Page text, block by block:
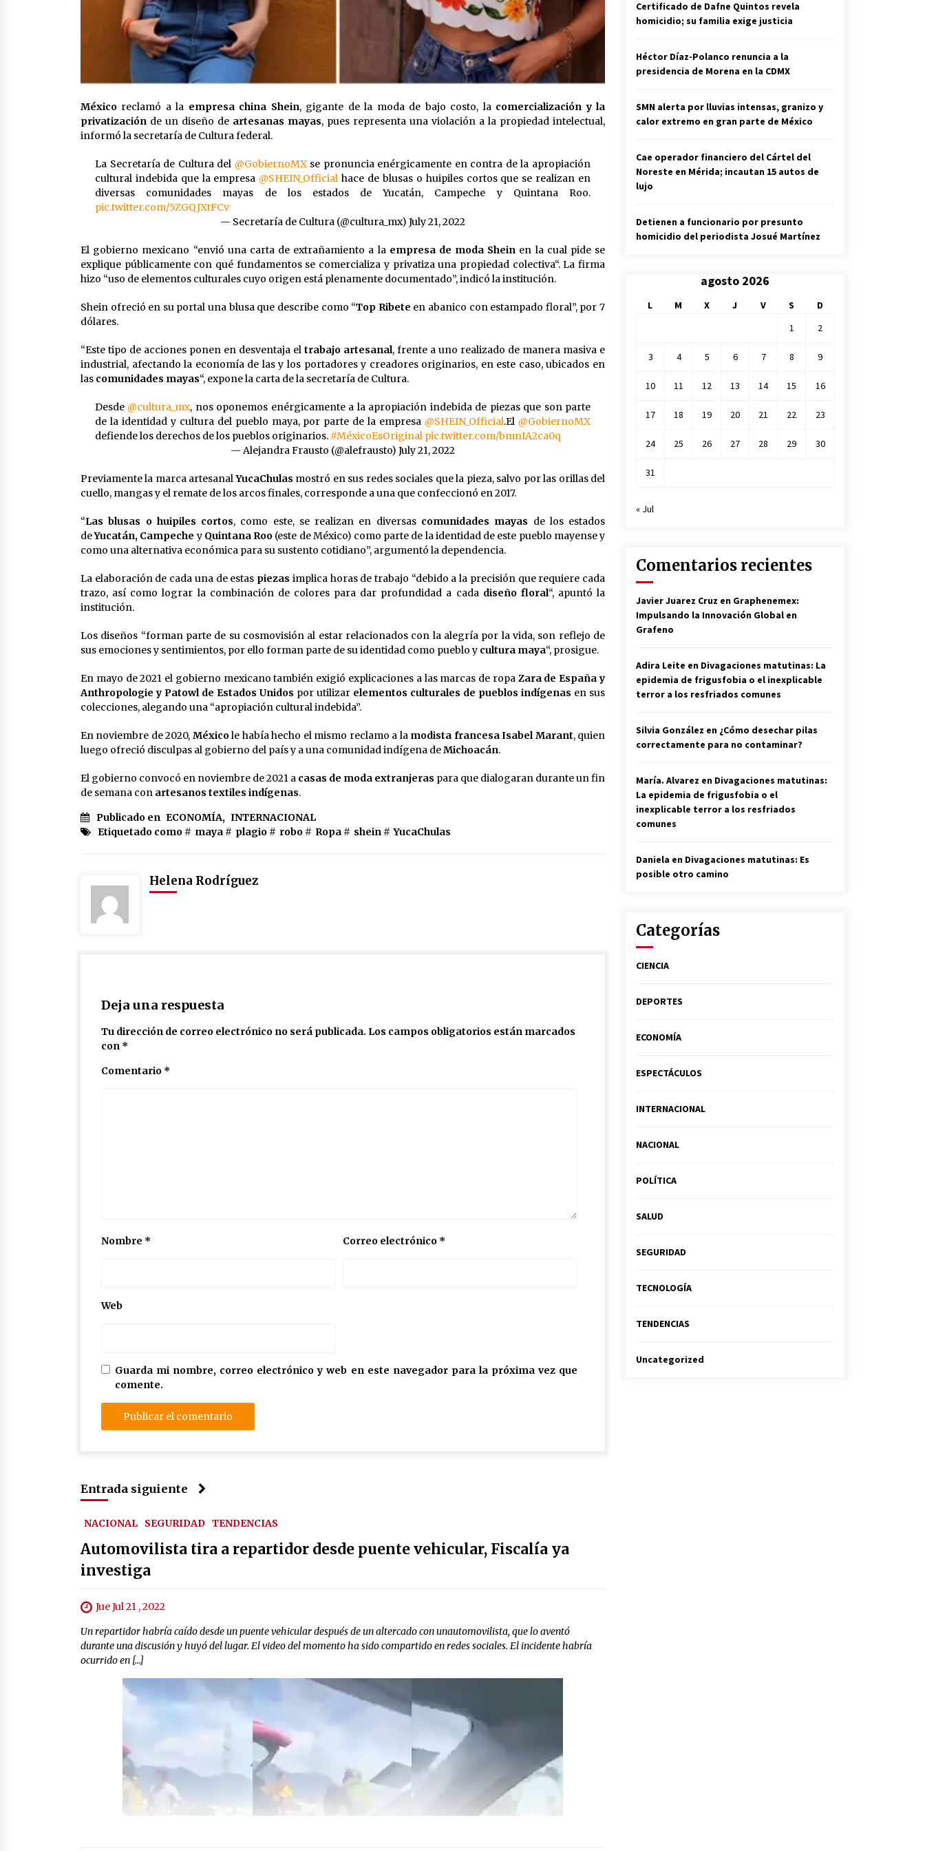
México reclamó a la empresa china Shein, gigante de la moda de bajo costo, la comercialización y la
privatización de un diseño de artesanas mayas, pues representa una violación a la propiedad intelectual,
informó la secretaría de Cultura federal.
La Secretaría de Cultura del @GobiernoMXse pronuncia enérgicamente en contra de la apropiación
cultural indebida que la empresa @SHEIN_Official hace de blusas o huipiles cortos que se realizan en
diversas comunidades mayas de los estados de Yucatán, Campeche y Quintana Roo.
pic.twitter.com/5ZGQJXtFCv
— Secretaría de Cultura (@cultura_mx) July 21, 2022
El gobierno mexicano “envió una carta de extrañamiento a la empresa de moda Shein en la cual pide se
explique públicamente con qué fundamentos se comercializa y privatiza una propiedad colectiva“. La firma
hizo “uso de elementos culturales cuyo origen está plenamente documentado”, indicó la institución.
Shein ofreció en su portal una blusa que describe como “Top Ribete en abanico con estampado floral”, por 7
dólares.
“Este tipo de acciones ponen en desventaja el trabajo artesanal, frente a uno realizado de manera masiva e
industrial, afectando la economía de las y los portadores y creadores originarios, en este caso, ubicados en
las comunidades mayas“, expone la carta de la secretaría de Cultura.
Desde @cultura_mx, nos oponemos enérgicamente a la apropiación indebida de piezas que son parte
de la identidad y cultura del pueblo maya, por parte de la empresa @SHEIN_Official.El @GobiernoMX
defiende los derechos de los pueblos originarios. #MéxicoEsOriginal pic.twitter.com/bmnIA2ca0q
— Alejandra Frausto (@alefrausto) July 21, 2022
Previamente la marca artesanalYucaChulas mostró en sus redes sociales que la pieza, salvo por las orillas del
cuello, mangas y el remate de los arcos finales, corresponde a una que confeccionó en 2017.
“Las blusas o huipiles cortos, como este, se realizan en diversas comunidades mayas de los estados
deYucatán, Campechey Quintana Roo (este de México) como parte de la identidad de este pueblo mayense y
como una alternativa económica para su sustento cotidiano”, argumentó la dependencia.
La elaboración de cada una de estas piezas implica horas de trabajo “debido a la precisión que requiere cada
trazo, así como lograr la combinación de colores para dar profundidad a cada diseño floral“, apuntó la
institución.
Los diseños “forman parte de su cosmovisión al estar relacionados con la alegría por la vida, son reflejo de
sus emociones y sentimientos, por ello forman parte de su identidad como pueblo y cultura maya“, prosigue.
En mayo de 2021 el gobierno mexicano también exigió explicaciones a las marcas de ropa Zara de España y
Anthropologie y Patowl de Estados Unidos por utilizar elementos culturales de pueblos indígenas en sus
colecciones, alegando una “apropiación cultural indebida”.
En noviembre de 2020, Méxicole había hecho el mismo reclamo a la modista francesa Isabel Marant, quien
luego ofreció disculpas al gobierno del país y a una comunidad indígena deMichoacán.
El gobierno convocó en noviembre de 2021 a casas de moda extranjeras para que dialogaran durante un fin
de semana con artesanos textiles indígenas.
Publicado en ECONOMÍA, INTERNACIONAL
Etiquetado como # maya # plagio # robo # Ropa # shein # YucaChulas
Helena Rodríguez
Deja una respuesta
Tu dirección de correo electrónico no será publicada. Los campos obligatorios están marcados
con *
Comentario *
Nombre * Correo electrónico *
Web
Guarda mi nombre, correo electrónico y web en este navegador para la próxima vez que
comente.
Entrada siguiente
NACIONAL SEGURIDAD TENDENCIAS
Automovilista tira a repartidor desde puente vehicular, Fiscalía ya
investiga
Jue Jul 21 , 2022
Un repartidor habría caído desde un puente vehicular después de un altercado con unautomovilista, que lo aventó
durante una discusión y huyó del lugar. El video del momento ha sido compartido en redes sociales. El incidente habría
ocurrido en […]
Certificado de Dafne Quintos revela
homicidio; su familia exige justicia
Héctor Díaz-Polanco renuncia a la
presidencia de Morena en la CDMX
SMN alerta por lluvias intensas, granizo y
calor extremo en gran parte de México
Cae operador financiero del Cártel del
Noreste en Mérida; incautan 15 autos de
lujo
Detienen a funcionario por presunto
homicidio del periodista Josué Martínez
agosto 2026
L M X J V S
D
1
2
3 4 5 6 7 8 9
10 11 12 13 14 15 16
17 18 19 20 21 22 23
24 25 26 27 28 29 30
31
« Jul
Comentarios recientes
Javier Juarez Cruz en Graphenemex:
Impulsando la Innovación Global en
Grafeno
Adira Leite en Divagaciones matutinas: La
epidemia de frigusfobia o el inexplicable
terror a los resfriados comunes
Silvia González en ¿Cómo desechar pilas
correctamente para no contaminar?
María. Alvarez en Divagaciones matutinas:
La epidemia de frigusfobia o el
inexplicable terror a los resfriados
comunes
Daniela en Divagaciones matutinas: Es
posible otro camino
Categorías
CIENCIA
DEPORTES
ECONOMÍA
ESPECTÁCULOS
INTERNACIONAL
NACIONAL
POLÍTICA
SALUD
SEGURIDAD
TECNOLOGÍA
TENDENCIAS
Uncategorized